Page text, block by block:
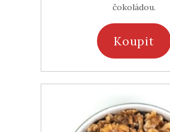
čokoládou.
Koupit